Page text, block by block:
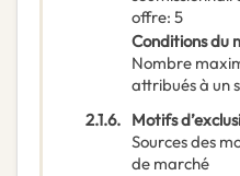
offre: 5
Conditions du
Nombre
attribués à un
2.1.6. Motifs
Sources des
de marché